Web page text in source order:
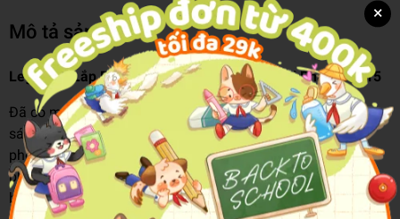
Mô tả sản phẩm
Lego City Lắp Ráp Xe Cảnh Sát Truy Đuổi Tội Phạm 60415
Đã có một tên trộm bẻ khóa! Tiến vào buồng lái của cảnh
sát và lên đường truy đuổi những tên tội phạm tại Thành
phố LEGO®. Siêu xe này được trang bị cánh lướt gió lớn
phía sau và lốp có cấu hình cao để tăng tốc độ và khả năng
bám đường. Băng qua những khúc cua và thực hiện những
×